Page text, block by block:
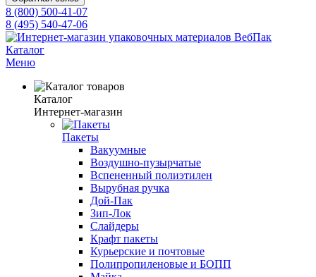
8 (800) 500-41-07
8 (495) 540-47-06
Каталог
Меню
Каталог
Интернет-магазин
Пакеты
Вакуумные
Воздушно-пузырчатые
Вспененный полиэтилен
Вырубная ручка
Дой-Пак
Зип-Лок
Слайдеры
Крафт пакеты
Курьерские и почтовые
Полипропиленовые и БОПП